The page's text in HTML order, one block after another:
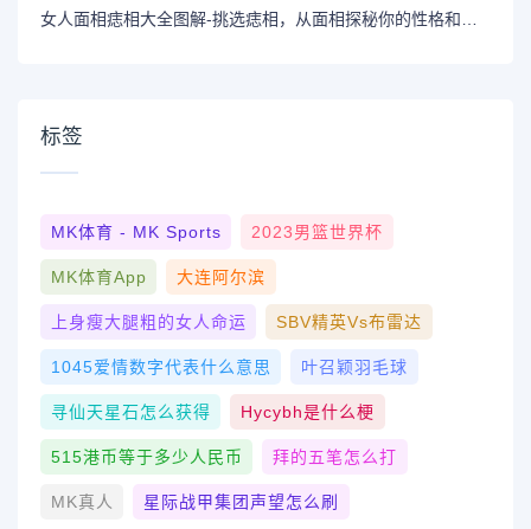
标签
MK体育 - MK Sports 2023男篮世界杯
MK体育App 大连阿尔滨
上身瘦大腿粗的女人命运 SBV精英vs布雷达
1045爱情数字代表什么意思 叶召颖羽毛球
寻仙天星石怎么获得 Hycybh是什么梗
515港币等于多少人民币 拜的五笔怎么打
MK真人 星际战甲集团声望怎么刷